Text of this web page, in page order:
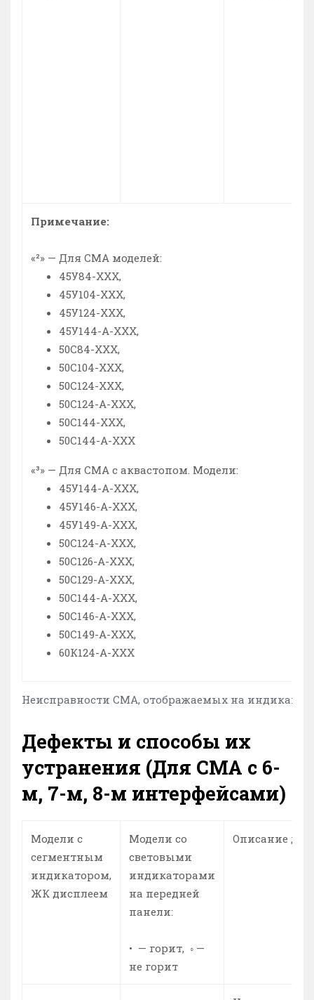
Неисправности СМА, отображаемых на
Примечание:
«²» — Для СМА моделей:
45У84-ХХХ,
45У104-ХХХ,
45У124-ХХХ,
45У144-А-ХХХ,
50С84-ХХХ,
50С104-ХХХ,
50С124-ХХХ,
50С124-А-ХХХ,
50С144-ХХХ,
50С144-А-ХХХ
«³» — Для СМА с аквастопом. Модели:
45У144-А-ХХХ,
45У146-А-ХХХ,
45У149-А-ХХХ,
50С124-А-ХХХ,
50С126-А-ХХХ,
50С129-А-ХХХ,
50С144-А-ХХХ,
50С146-А-ХХХ,
50С149-А-ХХХ,
60К124-А-ХХХ
Дефекты и способы их
устранения (Для СМА с 6-
м, 7-м, 8-м интерфейсами)
Модели с
сегментным
индикатором,
ЖК дисплеем
Модели со
световыми
индикаторами
на передней
панели:
• — горит, ◦ —
не горит
Описание